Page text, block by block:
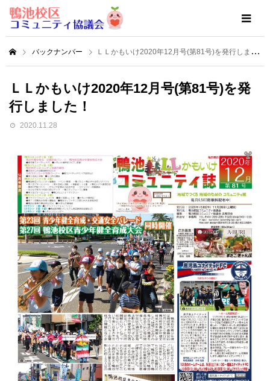
バックナンバー ＬＬかもいけ2020年12月号(第81号)を発行しました！
ＬＬかもいけ2020年12月号(第81号)を発
行しました！
2020.11.28